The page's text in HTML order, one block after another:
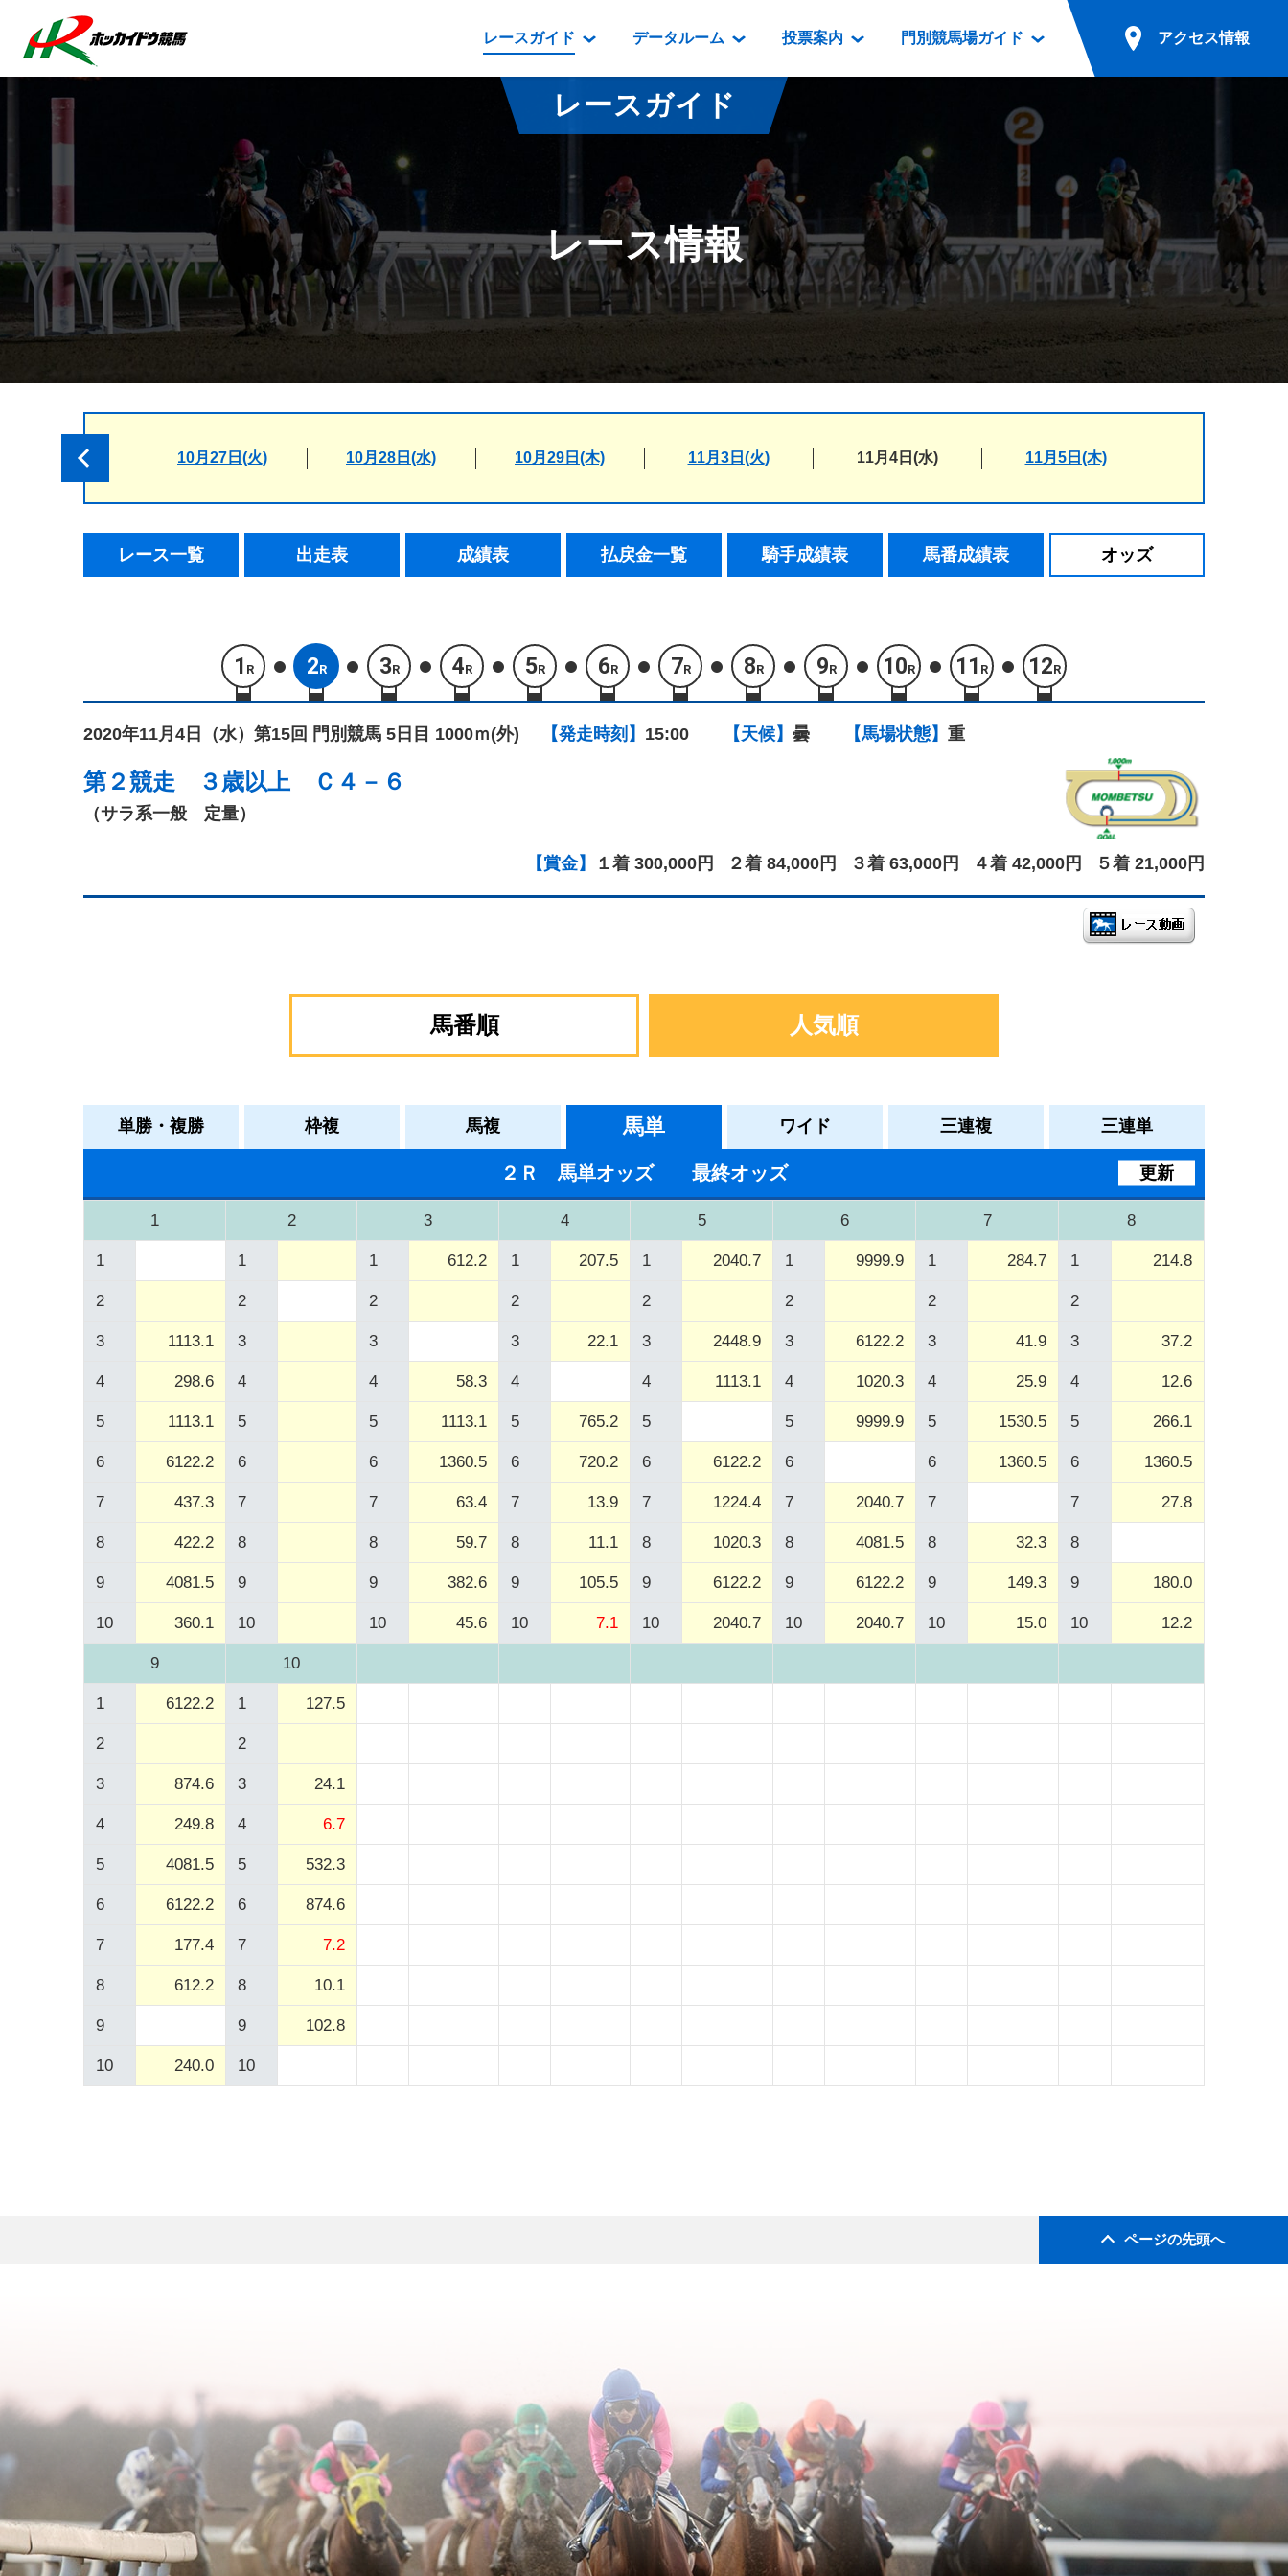
レースガイド
レース情報
払戻金一覧
騎手成績表
馬番成績表
オッズ
番組・級別表ダウンロード
開催カレンダー
重賞競走体系図
スタリオンシリーズ競走
道内の発売情報(PDF)
データルーム
データルーム
騎手・調教師紹介
坂路調教映像
遠征馬情報
番組編成要領
映像コンテンツ
重賞競走VTR
重賞競走参考VTR
レースダイジェスト
新馬ダイジェスト
投票案内
電話・インターネット投票
場外発売所
実況・テレホンサービス
発売・払戻
門別競馬場ガイド
門別競馬場情報
門別競馬場グルメ
とねっこジンギスカン
いずみ食堂
ルンビニフードカフェ
勝馬屋
アクセス情報
無料送迎バスでのご来場
公共の交通機関でのご来場
レースガイド
レース情報
10月27日(火) 10月28日(水) 10月29日(木) 11月3日(火) 11月4日(水) 11月5日(木)
レース一覧 出走表 成績表 払戻金一覧 騎手成績表 馬番成績表 オッズ
1 R 2R 3R 4R 5R 6R 7R 8R 9R 10R 11 R 12R
2020年11月4日（水） 第15回 門別競馬 5日目 1000ｍ(外) 【発走時刻】 15:00 【天候】 曇 【馬場状態】 重
第２競走 ３歳以上 Ｃ４－６
（サラ系一般 定量）
【賞金】 １着 300,000円 ２着 84,000円 ３着 63,000円 ４着 42,000円 ５着 21,000円
馬番順 人気順
単勝・複勝 枠複 馬複 馬単 ワイド 三連複 三連単
２Ｒ 馬単オッズ 最終オッズ 更新
1 2 3 4 5 6 7 8
1 1 1 612.2 1 207.5 1 2040.7 1 9999.9 1 284.7 1 214.8
2 2 2 2 2 2 2 2
3 1113.1 3 3 3 22.1 3 2448.9 3 6122.2 3 41.9 3 37.2
4 298.6 4 4 58.3 4 4 1113.1 4 1020.3 4 25.9 4 12.6
5 1113.1 5 5 1113.1 5 765.2 5 5 9999.9 5 1530.5 5 266.1
6 6122.2 6 6 1360.5 6 720.2 6 6122.2 6 6 1360.5 6 1360.5
7 437.3 7 7 63.4 7 13.9 7 1224.4 7 2040.7 7 7 27.8
8 422.2 8 8 59.7 8 11.1 8 1020.3 8 4081.5 8 32.3 8
9 4081.5 9 9 382.6 9 105.5 9 6122.2 9 6122.2 9 149.3 9 180.0
10 360.1 10 10 45.6 10 7.1 10 2040.7 10 2040.7 10 15.0 10 12.2
9 10
1 6122.2 1 127.5
2 2
3 874.6 3 24.1
4 249.8 4 6.7
5 4081.5 5 532.3
6 6122.2 6 874.6
7 177.4 7 7.2
8 612.2 8 10.1
9 9 102.8
10 240.0 10
ページの先頭へ